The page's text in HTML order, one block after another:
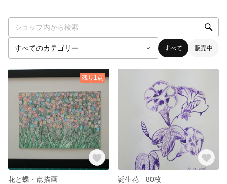
すべて 販売中
残り1点
花と蝶・点描画
誕生花 80枚